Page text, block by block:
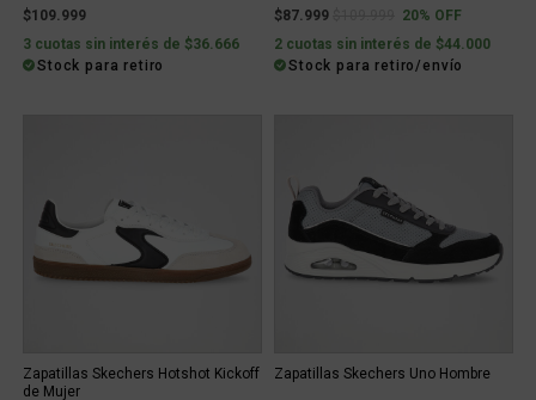
$109.999
3 cuotas sin interés de $36.666
Stock para retiro
$87.999
Price reduced from
to20% OFF
2 cuotas sin interés de $44.000
Stock para retiro/envío
Zapatillas Skechers Hotshot Kickoff
de Mujer
Zapatillas Skechers Uno Hombre